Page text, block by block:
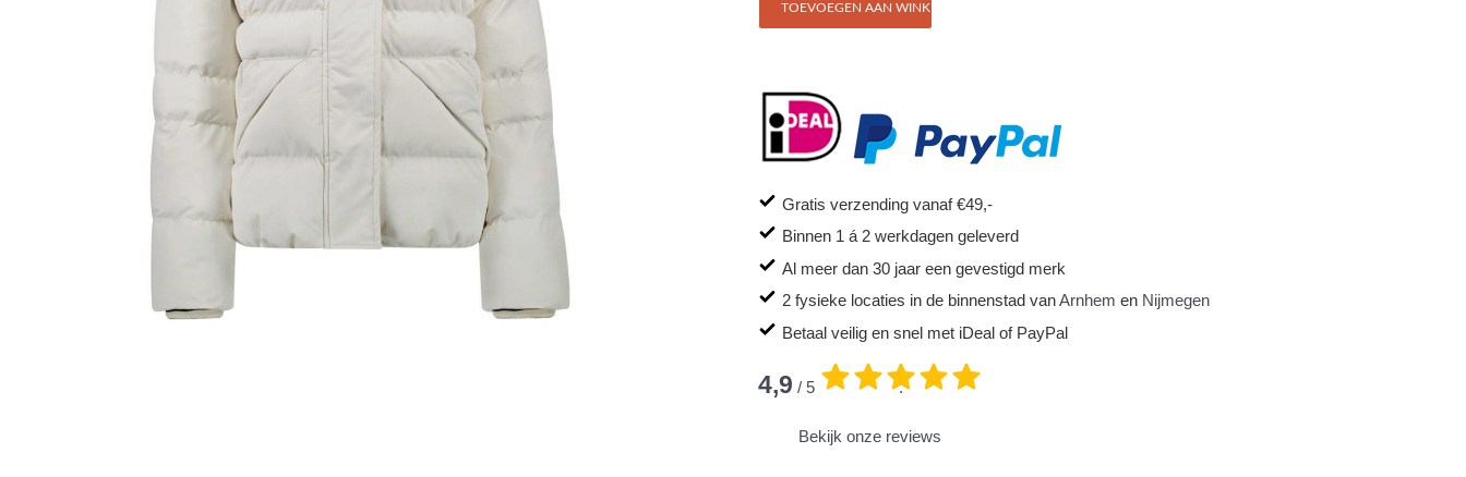
TOEVOEGEN AAN WINKELWAGEN
Gratis verzending vanaf €49,-
Binnen 1 á 2 werkdagen geleverd
Al meer dan 30 jaar een gevestigd merk
2 fysieke locaties in de binnenstad vanArnhem en Nijmegen
Betaal veilig en snel met iDeal of PayPal
4,9 / 5 .
Bekijk onze reviews